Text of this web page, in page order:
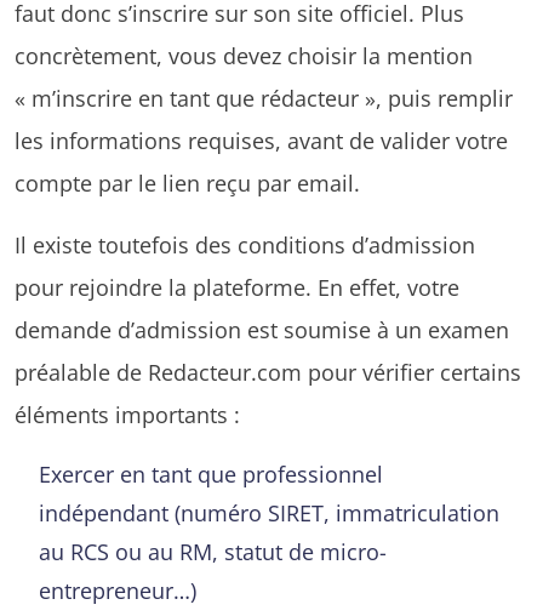
faut donc s’inscrire sur son site officiel. Plus
concrètement, vous devez choisir la mention
« m’inscrire en tant que rédacteur », puis remplir
les informations requises, avant de valider votre
compte par le lien reçu par email.
Il existe toutefois des conditions d’admission
pour rejoindre la plateforme. En effet, votre
demande d’admission est soumise à un examen
préalable de Redacteur.com pour vérifier certains
éléments importants :
Exercer en tant que professionnel
indépendant (numéro SIRET, immatriculation
au RCS ou au RM, statut de micro-
entrepreneur…)